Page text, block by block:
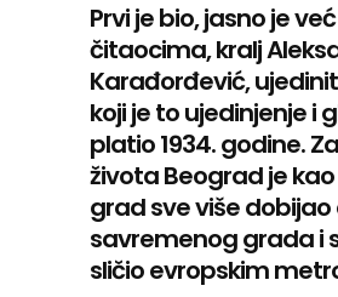
Prvi je bio, jasno je već
čitaocima, kralj
Karađorđević,
koji je to ujedinjenje i
platio 1934. godine.
života Beograd je
grad sve više dobijao
savremenog grada i
sličio evropskim